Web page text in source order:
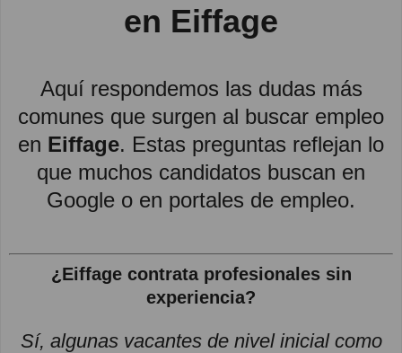
en Eiffage
Aquí respondemos las dudas más
comunes que surgen al buscar empleo
en Eiffage. Estas preguntas reflejan lo
que muchos candidatos buscan en
Google o en portales de empleo.
¿Eiffage contrata profesionales sin
experiencia?
Sí, algunas vacantes de nivel inicial como